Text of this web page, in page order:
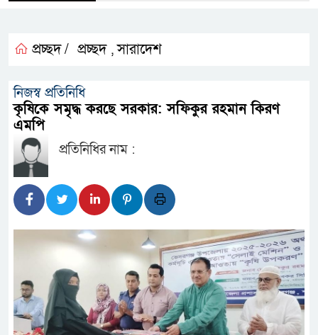
নদী দূষণ রোধে সমন্বিত
নিরপেক্ষ ও বিশ্বাসযোগ্য : প্রধানমন্ত্রী
বাগেরহাট মেডিকেল
জুলাই স্মৃতি জাদুঘরের দুয়ার
প্রচ্ছদ / প্রচ্ছদ ,সারাদেশ
নিজস্ব প্রতিনিধি
কৃষিকে সমৃদ্ধ করছে সরকার: সফিকুর রহমান কিরণ
এমপি
প্রতিনিধির নাম :